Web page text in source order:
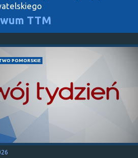
TTM
POMORSKIE